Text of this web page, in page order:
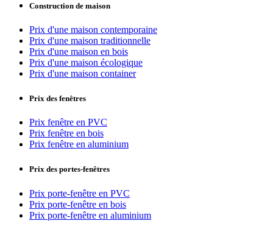
Construction de maison
Prix d'une maison contemporaine
Prix d'une maison traditionnelle
Prix d'une maison en bois
Prix d'une maison écologique
Prix d'une maison container
Prix des fenêtres
Prix fenêtre en PVC
Prix fenêtre en bois
Prix fenêtre en aluminium
Prix des portes-fenêtres
Prix porte-fenêtre en PVC
Prix porte-fenêtre en bois
Prix porte-fenêtre en aluminium